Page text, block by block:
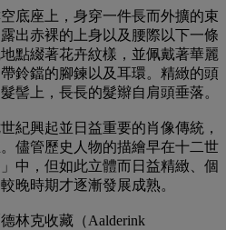
底座上，身穿一件長而外擴的束
出赤裸的上身以及腰際以下一條
點綴著花卉紋樣，並佩戴著華麗
鈴鐺的腳鍊以及耳環。精緻的頭
髻上，長長的髮辮自肩頭垂落。
紀興起並日益重要的肖像傳統，
儘管歷史人物的描繪早在十二世
中，但如此立體而日益精緻、個
晚時期才逐漸發展成熟。
林克收藏（Aalderink